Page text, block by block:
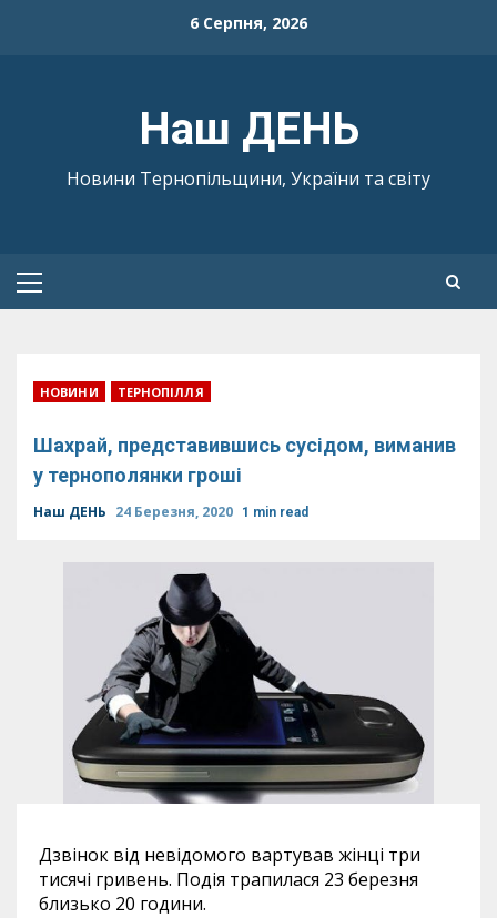
6 Серпня, 2026
Наш ДЕНЬ
Новини Тернопільщини, України та світу
Primary
НОВИНИ ТЕРНОПІЛЛЯ
Шахрай, представившись сусідом, виманив
у тернополянки гроші
Наш ДЕНЬ 24 Березня, 2020 1 min read
Дзвінок від невідомого вартував жінці три
тисячі гривень. Подія трапилася 23 березня
близько 20 години.